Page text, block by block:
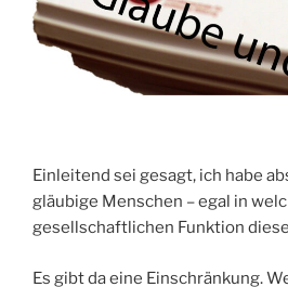
Einleitend sei gesagt, ich habe
gläubige Menschen – egal in
gesellschaftlichen Funktion
Es gibt da eine Einschränkung.